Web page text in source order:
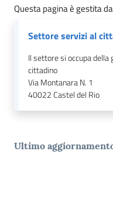
Questa pagina è gestita da
Settore servizi al
Il settore si occupa
cittadino
Via Montanara N. 1
40022Castel del Rio
Ultimo